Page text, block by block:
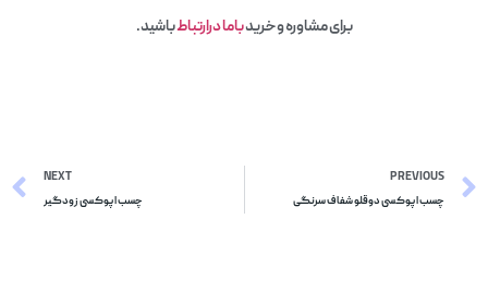
برای مشاوره وخریدباما درارتباطباشید.
PREVIOUS
چسب اپوکسی دوقلو شفاف سرنگی
NEXT
چسب اپوکسی زودگیر